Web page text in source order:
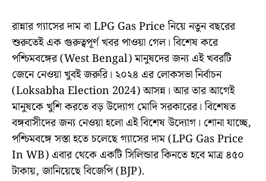
রান্নার গ্যাসের দাম বা LPG Gas Price নিয়ে নতুন বছরের
শুরুতেই এক গুরুত্বপূর্ণ খবর পাওয়া গেল। বিশেষ করে
পশ্চিমবঙ্গের (West Bengal) মানুষদের জন্য এই খবরটি
জেনে নেওয়া খুবই জরুরি। ২০২৪ এর লোকসভা নির্বাচন
(Loksabha Election 2024) আসন্ন। আর তার আগেই
মানুষকে খুশি করতে বড় উদ্যোগ মোদি সরকারের। বিশেষত
বঙ্গবাসীদের জন্য নেওয়া হলো এই বিশেষ উদ্যোগ। শোনা যাচ্ছে,
পশ্চিমবঙ্গে সস্তা হতে চলেছে গ্যাসের দাম (LPG Gas Price
In WB) এবার থেকে একটি সিলিন্ডার কিনতে হবে মাত্র ৪৫০
টাকায়, জানিয়েছে বিজেপি (BJP).